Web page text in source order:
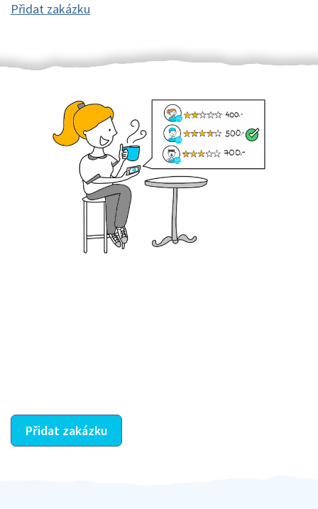
Přidat zakázku
Přidat zakázku